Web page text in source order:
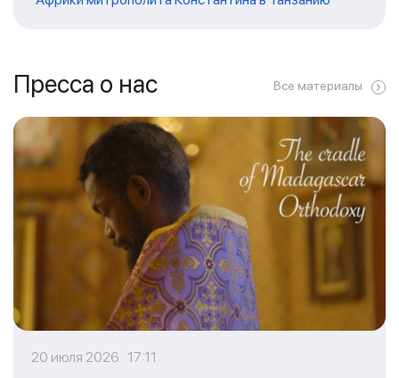
Пресса о нас Все материалы
20 июля 2026 17:11